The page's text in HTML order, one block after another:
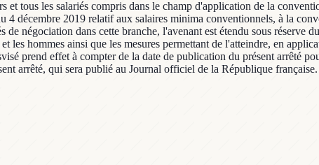
tous les salariés compris dans le champ d'application de la
4 décembre 2019 relatif aux salaires minima conventionnels, à la
négociation dans cette branche, l'avenant est étendu sous réserve
les hommes ainsi que les mesures permettant de l'atteindre, en
prend effet à compter de la date de publication du présent arrêté
arrêté, qui sera publié au Journal officiel de la République française.